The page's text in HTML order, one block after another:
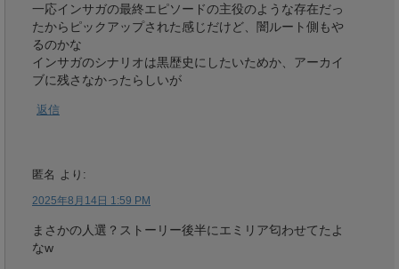
一応インサガの最終エピソードの主役のような存在だっ
たからピックアップされた感じだけど、闇ルート側もや
るのかな
インサガのシナリオは黒歴史にしたいためか、アーカイ
ブに残さなかったらしいが
返信
匿名 より:
2025年8月14日 1:59 PM
まさかの人選？ストーリー後半にエミリア匂わせてたよ
なw